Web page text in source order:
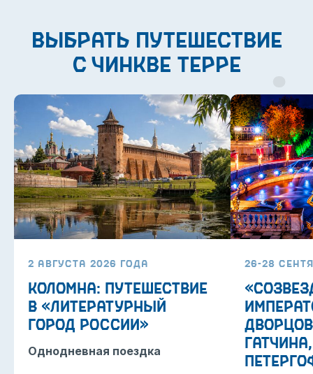
выбрать путешествие
с Чинкве Терре
2 августа 2026 года
Коломна: путешествие
в «литературный
город России»
Однодневная поездка
26-28
КОНТАКТЫ